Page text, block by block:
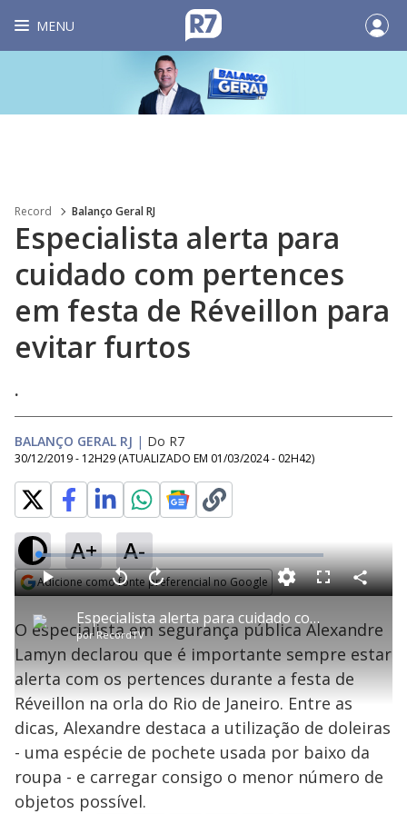
MENU
Record Balanço Geral RJ
Especialista alerta para
cuidado com pertences
em festa de Réveillon para
evitar furtos
.
BALANÇO GERAL RJ | Do R7
30/12/2019 - 12H29 (ATUALIZADO EM 01/03/2024 - 02H42)
A+ A-
Adicione como fonte preferencial no Google
P
l
a
y
Especialista alerta para cuidado com pertences em festa de Réveillon para evitar furtos
por RecordTV
P V
t
a
r
0
e
g
n
d
o
s
A
n
a
1
0
s
e
u
n
d
o
s
M
u
L
o
a
d
e
4
.
4
1
%
F
s
c
e
n
C
o
a
r
i
l
O especialista em segurança pública Alexandre
Lamyn declarou que é importante sempre estar
alerta com os pertences durante a festa de
Réveillon na orla do Rio de Janeiro. Entre as
dicas, Alexandre destaca a utilização de doleiras
- uma espécie de pochete usada por baixo da
roupa - e carregar consigo o menor número de
objetos possível.